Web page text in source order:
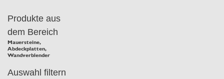
Produkte aus
dem Bereich
Mauersteine,
Abdeckplatten,
Wandverblender
Auswahl filtern